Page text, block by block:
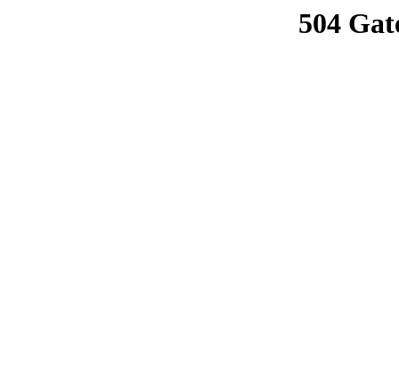
504